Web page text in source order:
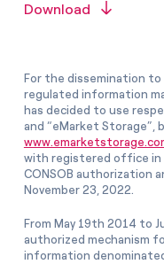
Download
For the dissemination
regulated information
has decided to use
and “eMarket Storage”,
with registered office in
CONSOB authorization
November 23, 2022.
From May 19th 2014 to
authorized mechanism
information